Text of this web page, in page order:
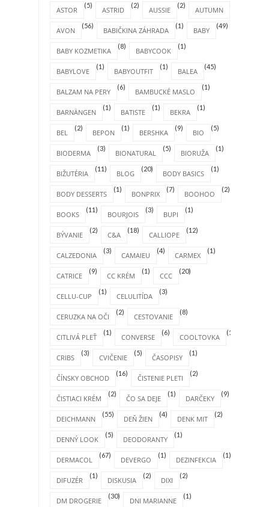
ASTOR
(5)
ASTRID
(2)
AUSSIE
(2)
AUTUMN
AVON
(56)
BABIČKINA ZÁHRADA
(1)
BABY
(49)
BABY KOZMETIKA
(8)
BABYCOOK
(1)
BABYLOVE
(1)
BABYOUTFIT
(1)
BALEA
(45)
BALZAM NA PERY
(6)
BAMBUCKÉ MASLO
(1)
BARNÄNGEN
(1)
BATISTE
(1)
BEKRA
(1)
BEL
(2)
BEPON
(1)
BERSHKA
(9)
BIO
(5)
BIODERMA
(3)
BIONATURAL
(5)
BIORUŽA
(1)
BIŽUTÉRIA
(11)
BLOG
(20)
BODY BASICS
(1)
BODY DESSERTS
(1)
BONPRIX
(7)
BOOHOO
(2)
BOOKS
(11)
BOURJOIS
(3)
BUPI
(1)
BÝVANIE
(2)
C&A
(18)
CALLIOPE
(12)
CALZEDONIA
(3)
CAMAIEU
(4)
CARMEX
(1)
CATRICE
(9)
CC KRÉM
(1)
CCC
(20)
CELLU-CUP
(1)
CELULITÍDA
(3)
CERUZKA NA OČI
(2)
CESTOVANIE
(8)
CITLIVÁ PLEŤ
(1)
CONVERSE
(6)
COOLTOVKA
(1)
CRIBS
(3)
CVIČENIE
(5)
ČASOPISY
(1)
ČÍNSKY OBCHOD
(16)
ČISTENIE PLETI
(2)
ČISTIACI KRÉM
(2)
ČO SA DEJE
(1)
DARČEKY
(9)
DEICHMANN
(55)
DEŇ ŽIEN
(4)
DENK MIT
(2)
DENNÝ LOOK
(5)
DEODORANTY
(1)
DERMACOL
(67)
DEVERGO
(1)
DEZINFEKCIA
(1)
DIFUZÉR
(1)
DISKUSIA
(2)
DIXI
(2)
DM DROGERIE
(30)
DNI MARIANNE
(1)